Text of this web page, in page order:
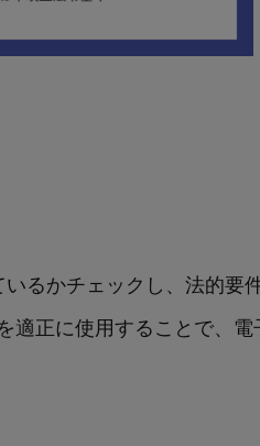
るかチェックし、法的要
適正に使用することで、電